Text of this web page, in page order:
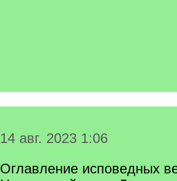
14 авг. 2023 1:06
Оглавление исповедных